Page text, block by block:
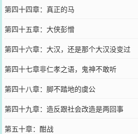
第四十四章：真正的马
第四十五章：大侠彭憎
第四十六章：大汉，还是那个大汉没变过
第四十七章非仁孝之语，鬼神不敢听
第四十八章：脚不踏地的虞公
第四十九章：造反跟社会改造是两回事
第五十章：酣战